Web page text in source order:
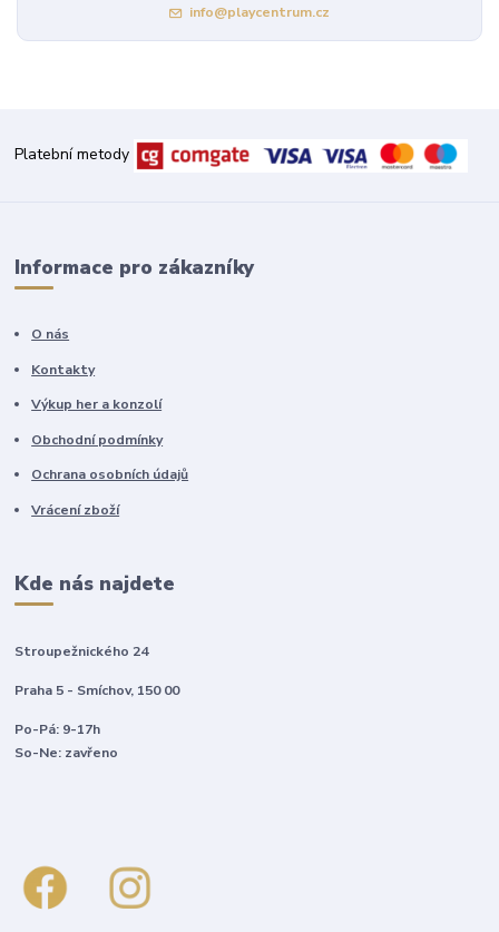
info@playcentrum.cz
Platební metody
Informace pro zákazníky
O nás
Kontakty
Výkup her a konzolí
Obchodní podmínky
Ochrana osobních údajů
Vrácení zboží
Kde nás najdete
Stroupežnického 24
Praha 5 - Smíchov, 150 00
Po-Pá: 9-17h
So-Ne: zavřeno